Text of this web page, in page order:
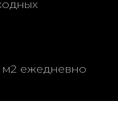
ежедневно